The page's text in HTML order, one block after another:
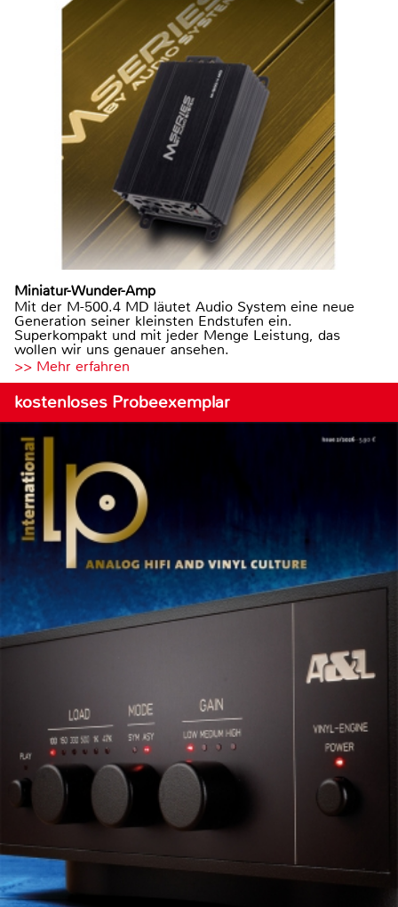
Miniatur-Wunder-Amp
Mit der M-500.4 MD läutet Audio System eine neue
Generation seiner kleinsten Endstufen ein.
Superkompakt und mit jeder Menge Leistung, das
wollen wir uns genauer ansehen.
>> Mehr erfahren
kostenloses Probeexemplar